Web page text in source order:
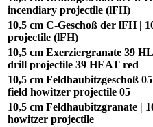
incendiary projectile (lFH)
10,5 cm C-Geschoß der lFH |
projectile (lFH)
10,5 cm Exerziergranate 39
drill projectile 39 HEAT red
10,5 cm Feldhaubitzgeschoß
field howitzer projectile 05
10,5 cm Feldhaubitzgranate |
howitzer projectile